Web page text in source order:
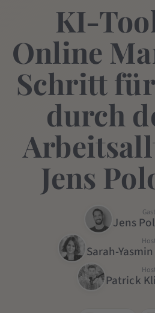
KI-
Online
Schritt
durch
Jens
Gast
Jens
Sarah-
Patrick